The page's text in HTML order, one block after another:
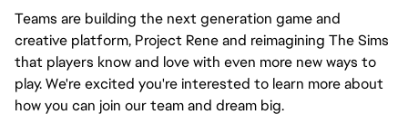
Teams are building the next generation game and
creative platform, Project Rene and reimagining The Sims
that players know and love with even more new ways to
play. We're excited you're interested to learn more about
how you can join our team and dream big.